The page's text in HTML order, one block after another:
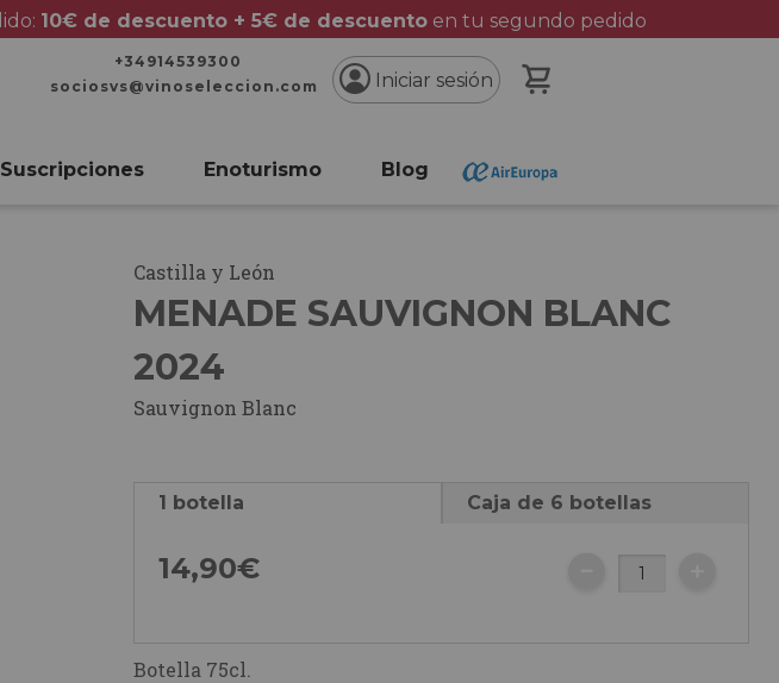
10€ de descuento + 5€ de descuentoen tu segundo pedido
+34914539300
sociosvs@vinoseleccion.com
Iniciar sesión
Suscripciones Enoturismo Blog
Castilla y León
MENADE SAUVIGNON BLANC
2024
Sauvignon Blanc
1 botella
14,90€
Caja de 6 botellas
Botella 75cl.